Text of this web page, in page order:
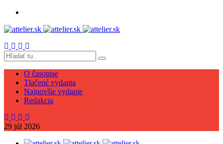
O časopise
Tlačené vydania
Najnovšie vydanie
Redakcia
29 júl 2026